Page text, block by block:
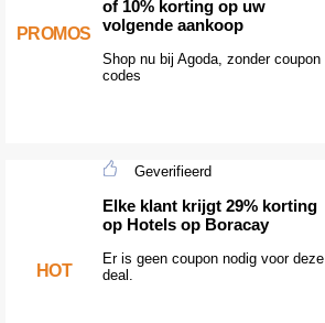
PROMOS
of 10% korting op uw
volgende aankoop
Shop nu bij Agoda, zonder coupon
codes
HOT
Geverifieerd
Elke klant krijgt 29% korting
op Hotels op Boracay
Er is geen coupon nodig voor deze
deal.